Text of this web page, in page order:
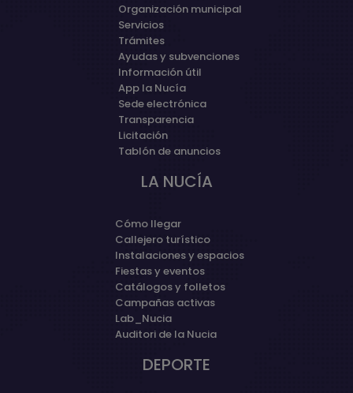
Organización municipal
Servicios
Trámites
Ayudas y subvenciones
Información útil
App la Nucía
Sede electrónica
Transparencia
Licitación
Tablón de anuncios
LA NUCÍA
Cómo llegar
Callejero turístico
Instalaciones y espacios
Fiestas y eventos
Catálogos y folletos
Campañas activas
Lab_Nucia
Auditori de la Nucia
DEPORTE